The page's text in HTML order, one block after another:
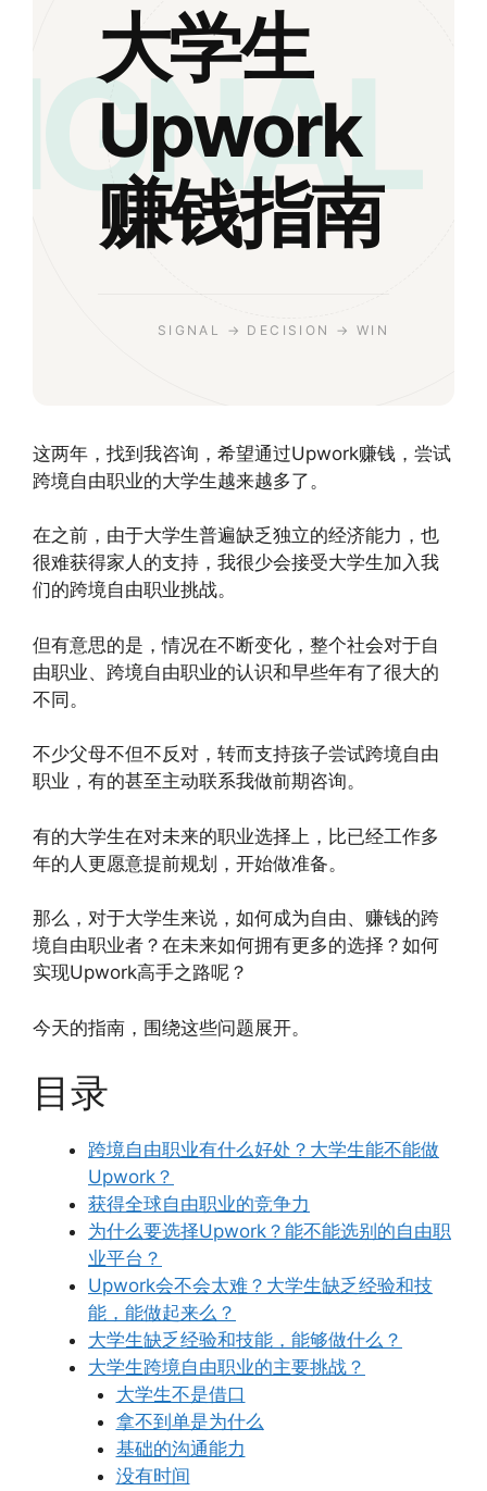
大学生
Upwork
赚钱指南
SIGNAL → DECISION → WIN
这两年，找到我咨询，希望通过Upwork赚钱，尝试
跨境自由职业的大学生越来越多了。
在之前，由于大学生普遍缺乏独立的经济能力，也
很难获得家人的支持，我很少会接受大学生加入我
们的跨境自由职业挑战。
但有意思的是，情况在不断变化，整个社会对于自
由职业、跨境自由职业的认识和早些年有了很大的
不同。
不少父母不但不反对，转而支持孩子尝试跨境自由
职业，有的甚至主动联系我做前期咨询。
有的大学生在对未来的职业选择上，比已经工作多
年的人更愿意提前规划，开始做准备。
那么，对于大学生来说，如何成为自由、赚钱的跨
境自由职业者？在未来如何拥有更多的选择？如何
实现Upwork高手之路呢？
今天的指南，围绕这些问题展开。
目录
跨境自由职业有什么好处？大学生能不能做
Upwork？
获得全球自由职业的竞争力
为什么要选择Upwork？能不能选别的自由职
业平台？
Upwork会不会太难？大学生缺乏经验和技
能，能做起来么？
大学生缺乏经验和技能，能够做什么？
大学生跨境自由职业的主要挑战？
大学生不是借口
拿不到单是为什么
基础的沟通能力
没有时间